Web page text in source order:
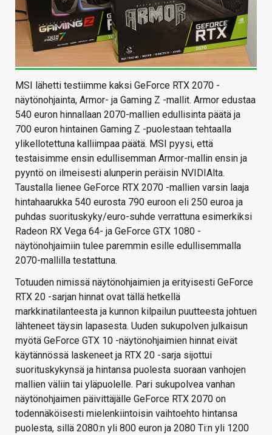
MSI lähetti testiimme kaksi GeForce RTX 2070 -
näytönohjainta, Armor- ja Gaming Z -mallit. Armor edustaa
540 euron hinnallaan 2070-mallien edullisinta päätä ja
700 euron hintainen Gaming Z -puolestaan tehtaalla
ylikellotettuna kalliimpaa päätä. MSI pyysi, että
testaisimme ensin edullisemman Armor-mallin ensin ja
pyyntö on ilmeisesti alunperin peräisin NVIDIAlta.
Taustalla lienee GeForce RTX 2070 -mallien varsin laaja
hintahaarukka 540 eurosta 790 euroon eli 250 euroa ja
puhdas suorituskyky/euro-suhde verrattuna esimerkiksi
Radeon RX Vega 64- ja GeForce GTX 1080 -
näytönohjaimiin tulee paremmin esille edullisemmalla
2070-mallilla testattuna.
Totuuden nimissä näytönohjaimien ja erityisesti GeForce
RTX 20 -sarjan hinnat ovat tällä hetkellä
markkinatilanteesta ja kunnon kilpailun puutteesta johtuen
lähteneet täysin lapasesta. Uuden sukupolven julkaisun
myötä GeForce GTX 10 -näytönohjaimien hinnat eivät
käytännössä laskeneet ja RTX 20 -sarja sijottui
suorituskykynsä ja hintansa puolesta suoraan vanhojen
mallien väliin tai yläpuolelle. Pari sukupolvea vanhan
näytönohjaimen päivittäjälle GeForce RTX 2070 on
todennäköisesti mielenkiintoisin vaihtoehto hintansa
puolesta, sillä 2080:n yli 800 euron ja 2080 Ti:n yli 1200